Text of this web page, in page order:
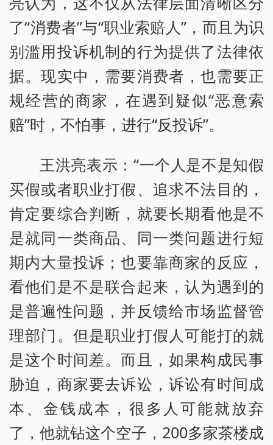
了“消费者”与“职业索赔人”，而且为识
别滥用投诉机制的行为提供了法律依
据。现实中，需要消费者，也需要正
规经营的商家，在遇到疑似“恶意索
赔”时，不怕事，进行“反投诉”。
王洪亮表示：“一个人是不是知假
买假或者职业打假、追求不法目的，
肯定要综合判断，就要长期看他是不
是就同一类商品、同一类问题进行短
期内大量投诉；也要靠商家的反应，
看他们是不是联合起来，认为遇到的
是普遍性问题，并反馈给市场监督管
理部门。但是职业打假人可能打的就
是这个时间差。而且，如果构成民事
胁迫，商家要去诉讼，诉讼有时间成
本、金钱成本，很多人可能就放弃
了，他就钻这个空子，200多家茶楼成